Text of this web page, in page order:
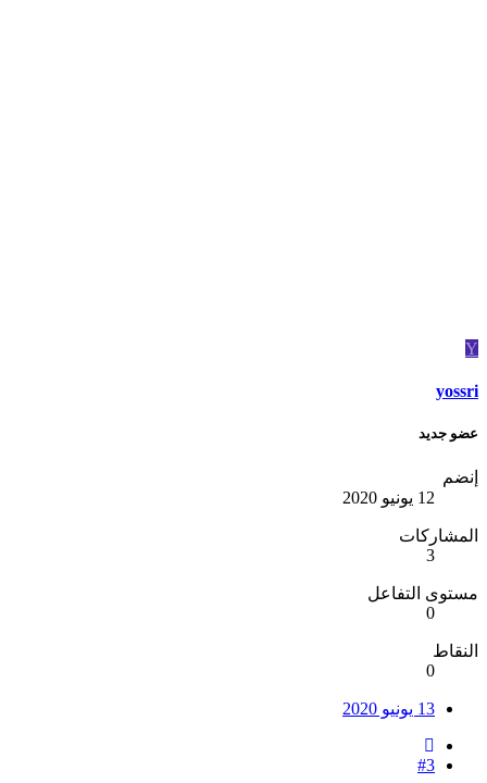
Y
yossri
عضو جديد
إنضم
12 يونيو 2020
المشاركات
3
مستوى التفاعل
0
النقاط
0
13 يونيو 2020
#3